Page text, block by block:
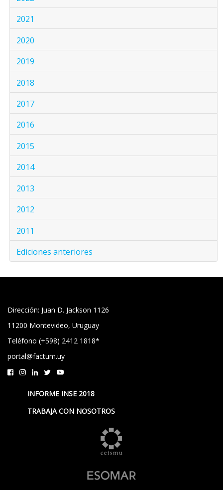
2021
2020
2019
2018
2017
2016
2015
2014
2013
2012
2011
Ediciones anteriores
Dirección: Juan D. Jackson 1126
11200 Montevideo, Uruguay
Teléfono (+598) 2412 1818*
portal@factum.uy
INFORME INSE 2018
TRABAJA CON NOSOTROS